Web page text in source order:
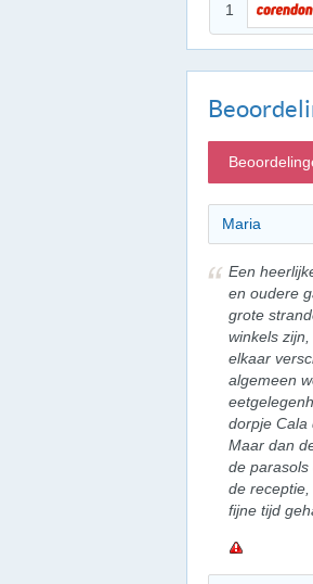
1
Maria
Een
en oudere
grote
winkels
elkaar
algemeen
dorpje Cala
Maar dan
de parasols
de
fijne tijd